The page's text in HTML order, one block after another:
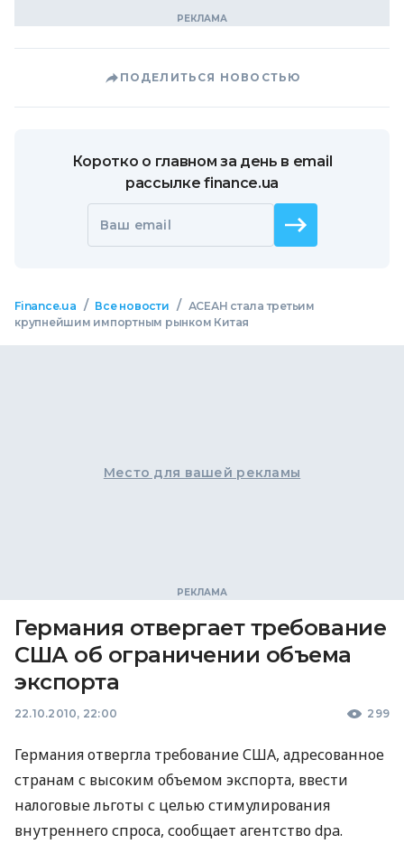
ПОДЕЛИТЬСЯ НОВОСТЬЮ
Коротко о главном за день в email
рассылке finance.ua
Ваш email
Finance.ua / Все новости / АСЕАН стала третьим
крупнейшим импортным рынком Китая
Место для вашей рекламы
Германия отвергает требование
США об ограничении объема
экспорта
22.10.2010, 22:00 299
Германия отвергла требование США, адресованное
странам с высоким объемом экспорта, ввести
налоговые льготы с целью стимулирования
внутреннего спроса, сообщает агентство dpa.